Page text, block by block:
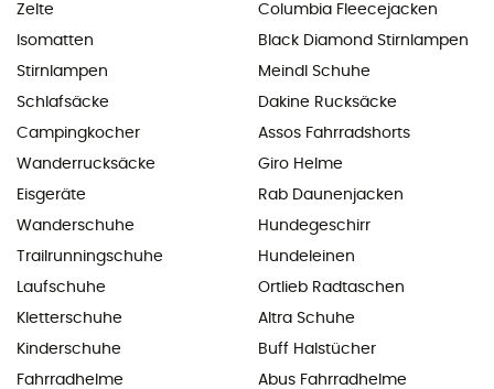
Zelte
Isomatten
Stirnlampen
Schlafsäcke
Campingkocher
Wanderrucksäcke
Eisgeräte
Wanderschuhe
Trailrunningschuhe
Laufschuhe
Kletterschuhe
Kinderschuhe
Fahrradhelme
Columbia Fleecejacken
Black Diamond Stirnlampen
Meindl Schuhe
Dakine Rucksäcke
Assos Fahrradshorts
Giro Helme
Rab Daunenjacken
Hundegeschirr
Hundeleinen
Ortlieb Radtaschen
Altra Schuhe
Buff Halstücher
Abus Fahrradhelme